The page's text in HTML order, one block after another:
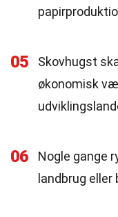
05
Skovhugst
økonomisk
06
Nogle gange
landbrug eller